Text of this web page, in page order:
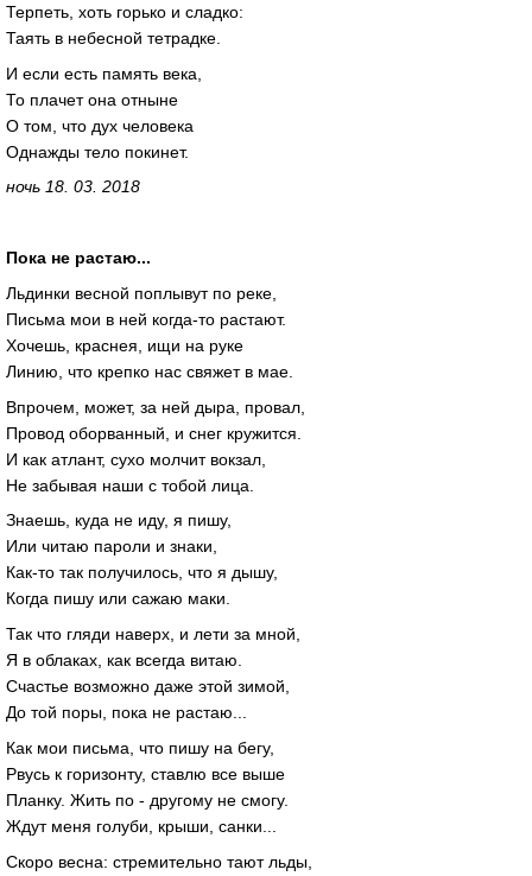
Терпеть, хоть горько и сладко:
Таять в небесной тетрадке.
И если есть память века,
То плачет она отныне
О том, что дух человека
Однажды тело покинет.
ночь 18. 03. 2018
Пока не растаю...
Льдинки весной поплывут по реке,
Письма мои в ней когда-то растают.
Хочешь, краснея, ищи на руке
Линию, что крепко нас свяжет в мае.
Впрочем, может, за ней дыра, провал,
Провод оборванный, и снег кружится.
И как атлант, сухо молчит вокзал,
Не забывая наши с тобой лица.
Знаешь, куда не иду, я пишу,
Или читаю пароли и знаки,
Как-то так получилось, что я дышу,
Когда пишу или сажаю маки.
Так что гляди наверх, и лети за мной,
Я в облаках, как всегда витаю.
Счастье возможно даже этой зимой,
До той поры, пока не растаю...
Как мои письма, что пишу на бегу,
Рвусь к горизонту, ставлю все выше
Планку. Жить по - другому не смогу.
Ждут меня голуби, крыши, санки...
Скоро весна: стремительно тают льды,